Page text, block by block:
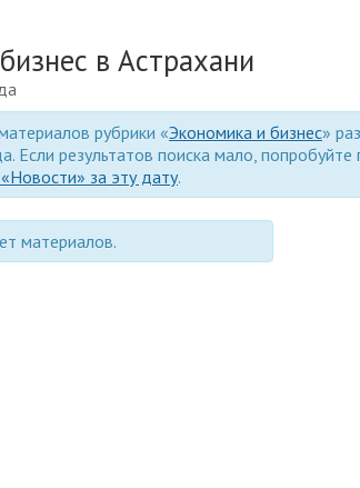
в Астрахани
рубрики «Экономика и бизнес»
Если результатов поиска мало, попробуйте
за эту дату.
материалов.